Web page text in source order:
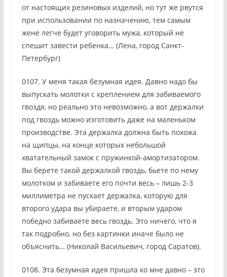
от настоящих резиновых изделий, но тут же рвутся
при использовании по назначению, тем самым
жене легче будет уговорить мужа, который не
спешит завести ребенка… (Лена, город Санкт-
Петербург)
0107. У меня такая безумная идея. Давно надо бы
выпускать молотки с креплением для забиваемого
гвоздя, но реально это невозможно, а вот держалки
под гвоздь можно изготовить даже на маленьком
производстве. Эта держалка должна быть похожа
на щипцы, на конце которых небольшой
хватательный замок с пружинкой-амортизатором.
Вы берете такой держалкой гвоздь, бьете по нему
молотком и забиваете его почти весь – лишь 2-3
миллиметра не пускает держалка, которую для
второго удара вы убираете, и вторым ударом
победно забиваете весь гвоздь. Это ничего, что я
так подробно, но без картинки иначе было не
объяснить… (Николай Васильевич, город Саратов).
0108. Эта безумная идея пришла ко мне давно – это